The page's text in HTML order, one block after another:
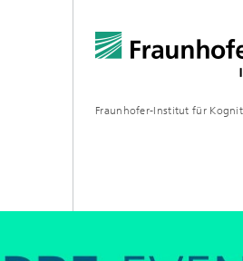
Fraunhofer-Institut für